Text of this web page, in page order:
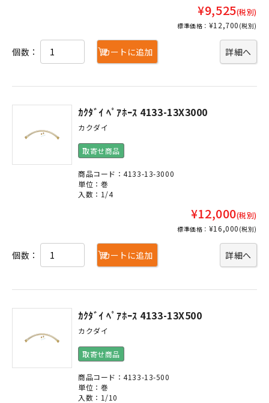
¥9,525(税別)
標準価格： ¥12,700 (税別)
詳細へ
個数： カートに追加
ｶｸﾀﾞｲ ﾍﾟｱﾎｰｽ 4133-13X3000
カクダイ
取寄せ商品
商品コード：4133-13-3000
単位：巻
入数：1/4
¥12,000(税別)
標準価格： ¥16,000 (税別)
詳細へ
個数： カートに追加
ｶｸﾀﾞｲ ﾍﾟｱﾎｰｽ 4133-13X500
カクダイ
取寄せ商品
商品コード：4133-13-500
単位：巻
入数：1/10